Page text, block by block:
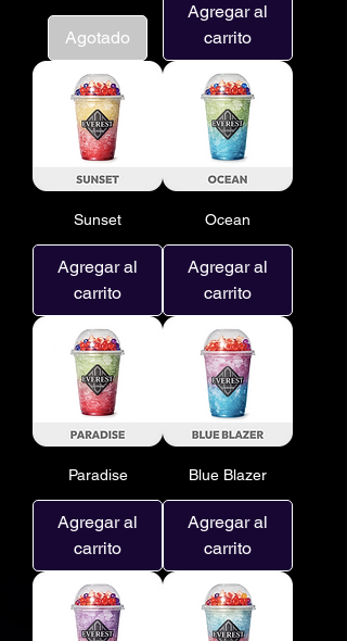
Agotado
Agregar al
carrito
Sunset
Agregar al
carrito
Ocean
Agregar al
carrito
Paradise
Agregar al
carrito
Blue Blazer
Agregar al
carrito